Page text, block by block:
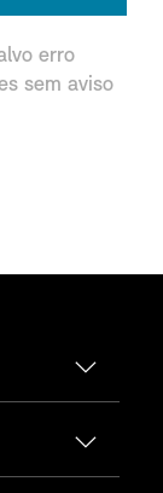
erro
sem aviso